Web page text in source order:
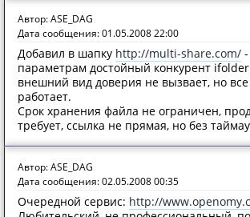
Автор: ASE_DAG
Дата сообщения: 01.05.2008 22:00
Добавил в шапку http://multi-share.com/
параметрам достойный конкурент
внешний вид доверия не вызвает, но
работает.
Срок хранения файла не ограничен,
требует, ссылка не прямая, но без
Автор: ASE_DAG
Дата сообщения: 02.05.2008 00:35
Очередной сервис: http://